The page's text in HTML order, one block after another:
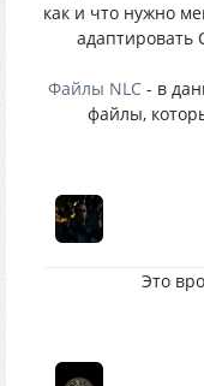
как и что нужно
адаптировать
Файлы NLC - в
файлы,
Это